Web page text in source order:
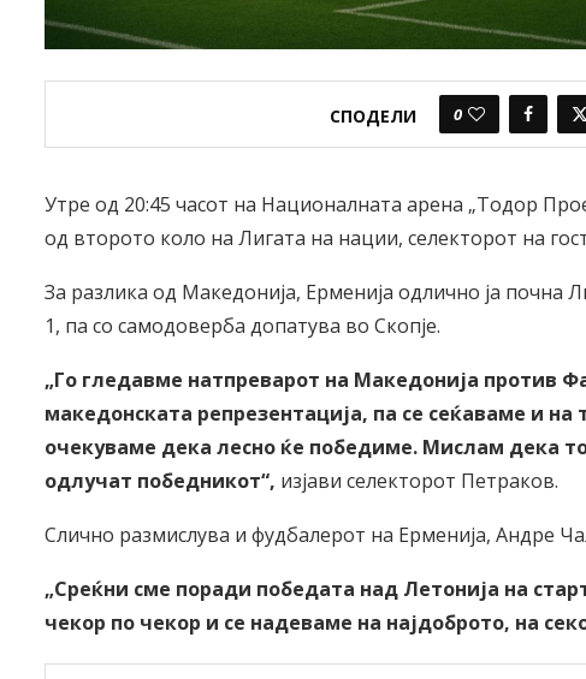
СПОДЕЛИ 0
Утре од 20:45 часот на Националната арена „Тодор
од второто коло на Лигата на нации, селекторот на
За разлика од Македонија, Ерменија одлично ја почна
1, па со самодоверба допатува во Скопје.
„Го гледавме натпреварот на Македонија против
македонската репрезентација, па се сеќаваме и
очекуваме дека лесно ќе победиме. Мислам дека
одлучат победникот“, изјави селекторот Петраков.
Слично размислува и фудбалерот на Ерменија, Андре
„Среќни сме поради победата над Летонија на
чекор по чекор и се надеваме на најдоброто, на